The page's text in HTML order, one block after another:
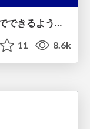
11 8.6k